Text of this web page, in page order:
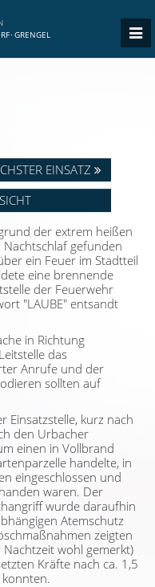
· GRENGEL
EINSATZ
der extrem heißen
gefunden
ein Feuer im Stadtteil
eine brennende
der Feuerwehr
"LAUBE" entsandt
in Richtung
das
Anrufe und der
sollten auf
Einsatzstelle, kurz nach
den Urbacher
einen in Vollbrand
handelte, in
eingeschlossen und
waren. Der
wurde daraufhin
Atemschutz
zeigten
wohl gemerkt)
Kräfte nach ca. 1,5